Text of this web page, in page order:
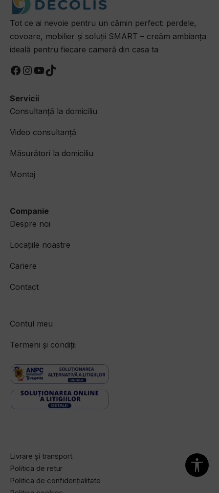
Tot ce ai nevoie pentru un cămin perfect: perdele,
covoare, mobilier și soluții SMART – creăm ambianța
ideală pentru fiecare cameră din casa ta
Facebook
Instagram
YouTube
TikTok
Servicii
Consultanță la domiciliu
Video consultanță
Măsurători la domiciliu​
Montaj​
Companie
Despre noi
Locațiile noastre
Cariere
Contact
Contul meu
Termeni și condiții
Livrare și transport
Politica de retur
Politica de confidențialitate